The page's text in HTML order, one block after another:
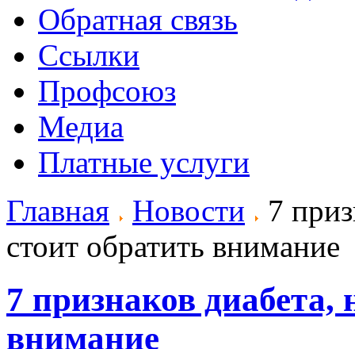
Обратная связь
Ссылки
Профсоюз
Медиа
Платные услуги
Главная
Новости
7
стоит обратить внимание
7 признаков диабета,
внимание